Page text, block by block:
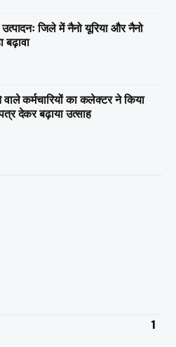
जिले में नैनो यूरिया और नैनो
बढ़ावा
कर्मचारियों का कलेक्टर ने किया
देकर बढ़ाया उत्साह
1